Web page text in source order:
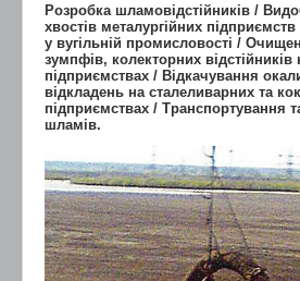
Розробка шламовідстійників /
хвостів металургійних
у вугільній промисловості /
зумпфів, колекторних
підприємствах / Відкачування
відкладень на сталеливарних та
підприємствах / Транспортування
шламів.